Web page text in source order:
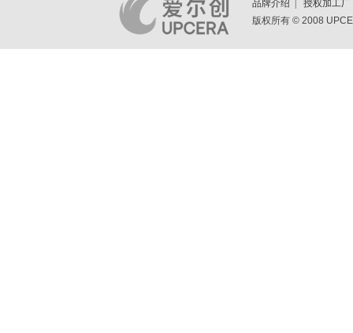
品牌介绍 | 授权加工厂
版权所有 © 2008